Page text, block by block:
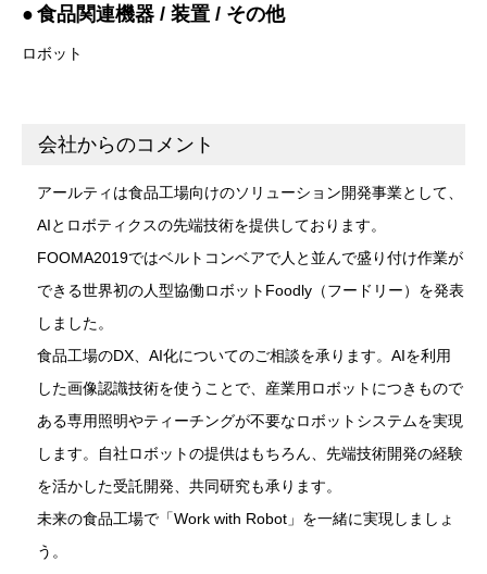
食品関連機器 / 装置 / その他
ロボット
会社からのコメント
アールティは食品工場向けのソリューション開発事業として、
AIとロボティクスの先端技術を提供しております。
FOOMA2019ではベルトコンベアで人と並んで盛り付け作業が
できる世界初の人型協働ロボットFoodly（フードリー）を発表
しました。
食品工場のDX、AI化についてのご相談を承ります。AIを利用
した画像認識技術を使うことで、産業用ロボットにつきもので
ある専用照明やティーチングが不要なロボットシステムを実現
します。自社ロボットの提供はもちろん、先端技術開発の経験
を活かした受託開発、共同研究も承ります。
未来の食品工場で「Work with Robot」を一緒に実現しましょ
う。